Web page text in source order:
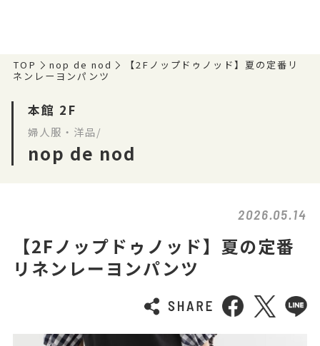
TOP nop de nod
【2Fノップドゥノッド】夏の定番リ
ネンレーヨンパンツ
本館 2F
婦人服・洋品/
nop de nod
2026.05.14
【2Fノップドゥノッド】夏の定番
リネンレーヨンパンツ